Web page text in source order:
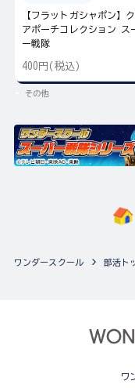
【フラットガシャポン】ク
アポーチコレクション ス
ー戦隊
400円(税込)
その他
ワンダースクール 部活ト
ワ